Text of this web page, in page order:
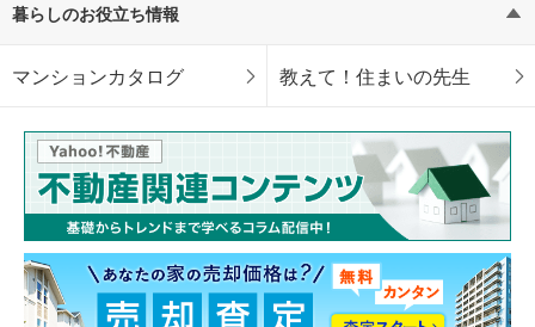
暮らしのお役立ち情報
マンションカタログ 教えて！住まいの先生